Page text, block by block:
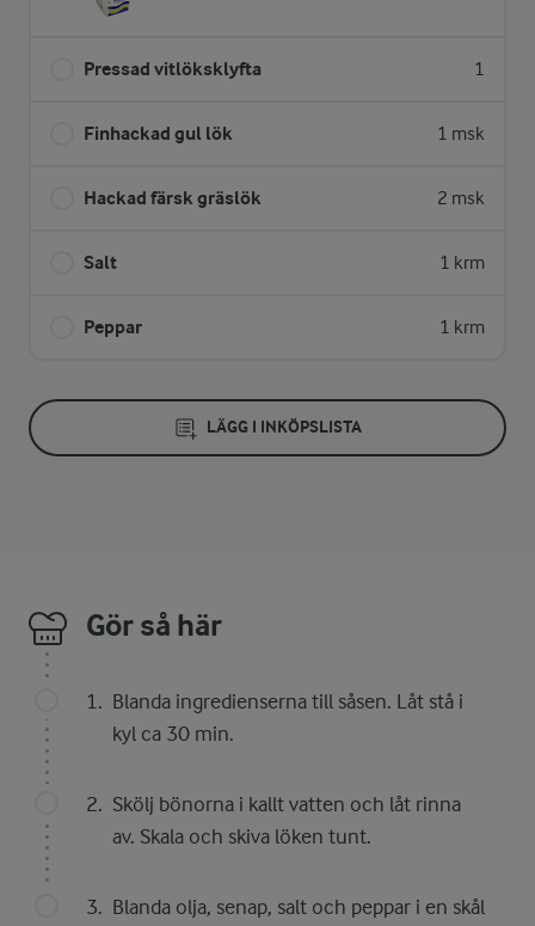
Pressad vitlöksklyfta 1
Finhackad gul lök 1 msk
Hackad färsk gräslök 2 msk
Salt 1 krm
Peppar 1 krm
LÄGG I INKÖPSLISTA
Gör så här
Blanda ingredienserna till såsen. Låt stå i
kyl ca 30 min.
Skölj bönorna i kallt vatten och låt rinna
av. Skala och skiva löken tunt.
Blanda olja, senap, salt och peppar i en skål